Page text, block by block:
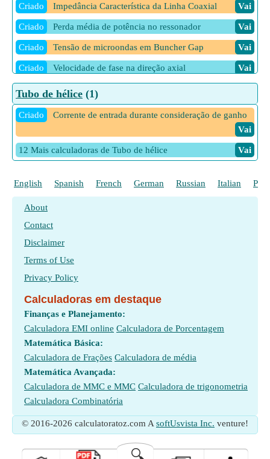
Criado Impedância Característica da Linha Coaxial Vai
Criado Perda média de potência no ressonador Vai
Criado Tensão de microondas em Buncher Gap Vai
Criado Velocidade de fase na direção axial Vai
17 Mais calculadoras de Tubo de Feixe
Tubo de hélice (1)
Criado
Corrente de entrada durante consideração de ganho
Vai
12 Mais calculadoras de Tubo de hélice Vai
English Spanish French German Russian Italian
About
Contact
Disclaimer
Terms of Use
Privacy Policy
Calculadoras em destaque
Finanças e Planejamento:
Calculadora EMI online Calculadora de Porcentagem
Matemática Básica:
Calculadora de Frações Calculadora de média
Matemática Avançada:
Calculadora de MMC e MMC Calculadora de trigonometria
Calculadora Combinatória
© 2016-2026 calculatoratoz.com A softUsvista Inc. venture!
🔍